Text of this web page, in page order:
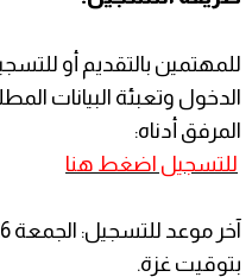
​للمهتمين بالتقديم أو
الدخول وتعبئة البيانات
المرفق أدناه:
للتسجيل اضغط هنا
بتوقيت غزة.